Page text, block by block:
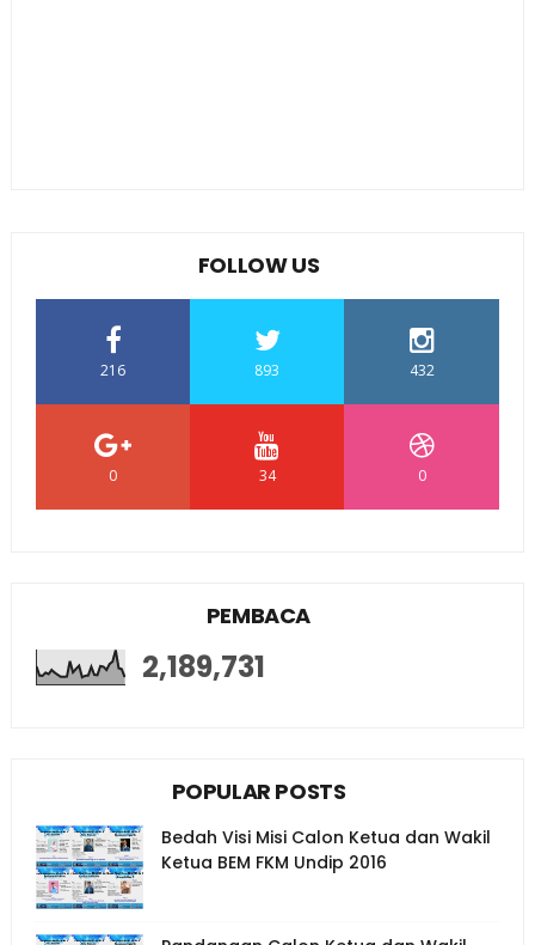
FOLLOW US
216 893 432
0 34 0
PEMBACA
2,189,731
POPULAR POSTS
Bedah Visi Misi Calon Ketua dan Wakil
Ketua BEM FKM Undip 2016